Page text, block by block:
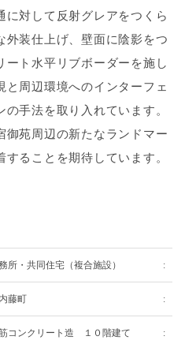
に対して反射グレアをつくら
外装仕上げ、壁面に陰影をつ
ート水平リブボーダーを施し
と周辺環境へのインターフェ
の手法を取り入れています。
御苑周辺の新たなランドマー
することを期待しています。
所・共同住宅（複合施設）
藤町
コンクリート造 １０階建て